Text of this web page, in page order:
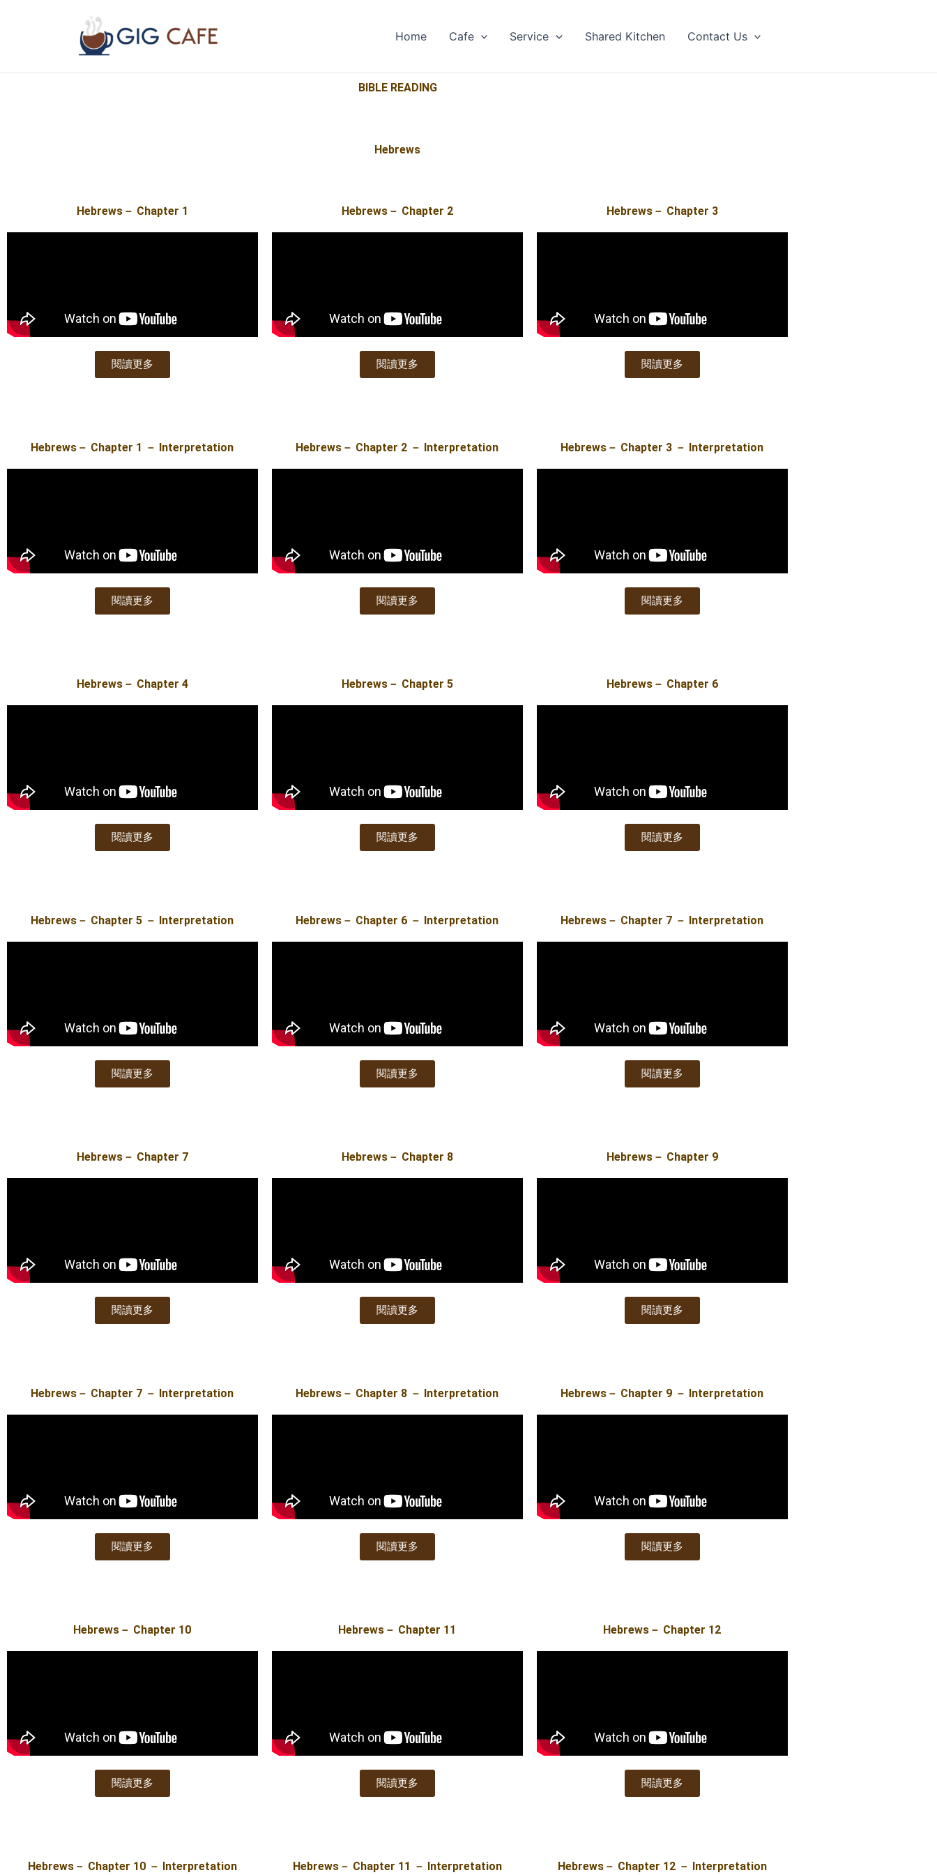
Home Cafe Service Shared Kitchen Contact Us
BIBLE READING​​
Hebrews
Hebrews－ Chapter 1
閱讀更多
Hebrews－ Chapter 1 － Interpretation
閱讀更多
Hebrews－ Chapter 2
閱讀更多
Hebrews－ Chapter 2 － Interpretation
閱讀更多
Hebrews－ Chapter 3
閱讀更多
Hebrews－ Chapter 3 － Interpretation
閱讀更多
Hebrews－ Chapter 4
閱讀更多
Hebrews－ Chapter 5 － Interpretation
閱讀更多
Hebrews－ Chapter 5
閱讀更多
Hebrews－ Chapter 6 － Interpretation
閱讀更多
Hebrews－ Chapter 6
閱讀更多
Hebrews－ Chapter 7 － Interpretation
閱讀更多
Hebrews－ Chapter 7
閱讀更多
Hebrews－ Chapter 7 － Interpretation
閱讀更多
Hebrews－ Chapter 8
閱讀更多
Hebrews－ Chapter 8 － Interpretation
閱讀更多
Hebrews－ Chapter 9
閱讀更多
Hebrews－ Chapter 9 － Interpretation
閱讀更多
Hebrews－ Chapter 10
閱讀更多
Hebrews－ Chapter 10 － Interpretation
Hebrews－ Chapter 11
閱讀更多
Hebrews－ Chapter 11 － Interpretation
Hebrews－ Chapter 12
閱讀更多
Hebrews－ Chapter 12 － Interpretation